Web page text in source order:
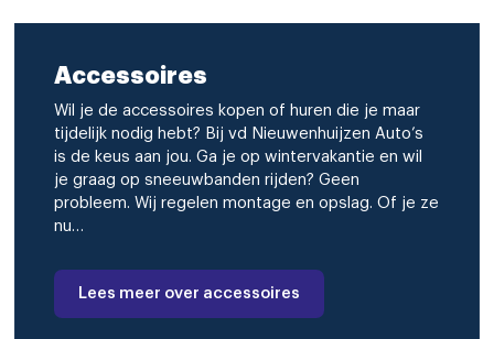
Accessoires
Wil je de accessoires kopen of huren die je maar
tijdelijk nodig hebt? Bij vd Nieuwenhuijzen Auto’s
is de keus aan jou. Ga je op wintervakantie en wil
je graag op sneeuwbanden rijden? Geen
probleem. Wij regelen montage en opslag. Of je ze
nu…
Lees meer over accessoires